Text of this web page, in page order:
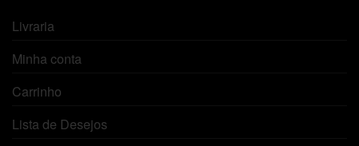
Livraria
Minha conta
Carrinho
Lista de Desejos